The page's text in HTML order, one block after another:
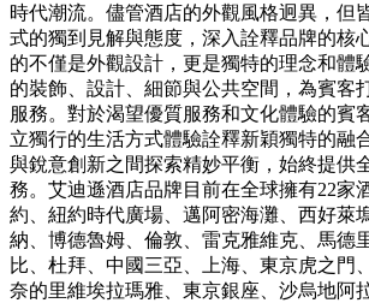
時代潮流。儘管酒店的外觀風格迥異，但
式的獨到見解與態度，深入詮釋品牌的核
的不僅是外觀設計，更是獨特的理念和體
的裝飾、設計、細節與公共空間，為賓客
服務。對於渴望優質服務和文化體驗的賓
立獨行的生活方式體驗詮釋新穎獨特的融
與銳意創新之間探索精妙平衡，始終提供
務。艾迪遜酒店品牌目前在全球擁有22家
約、紐約時代廣場、邁阿密海灘、西好萊
納、博德魯姆、倫敦、雷克雅維克、馬德
比、杜拜、中國三亞、上海、東京虎之門
奈的里維埃拉瑪雅、東京銀座、沙烏地阿